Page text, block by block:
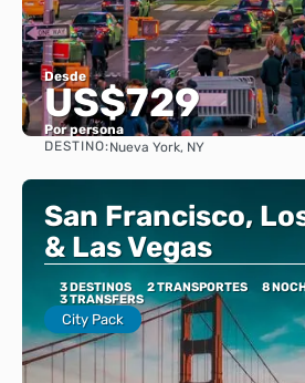
Desde
US$729
Por persona
DESTINO:Nueva York, NY
San Francisco,
& Las Vegas
3 DESTINOS 2 TRANSPORTES 8
3 TRANSFERS
City Pack